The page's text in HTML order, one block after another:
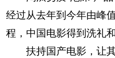
经过从去年到今年由峰
程，中国电影得到洗礼和
扶持国产电影，让其